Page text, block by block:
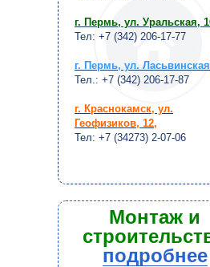
г. Пермь, ул. Уральская,
Тел: +7 (342) 206-17-77
г. Пермь, ул.
Тел.: +7 (342) 206-17-87
г. Краснокамск, ул.
Геофизиков, 12,
Тел: +7 (34273) 2-07-06
Монтаж и
подробнее